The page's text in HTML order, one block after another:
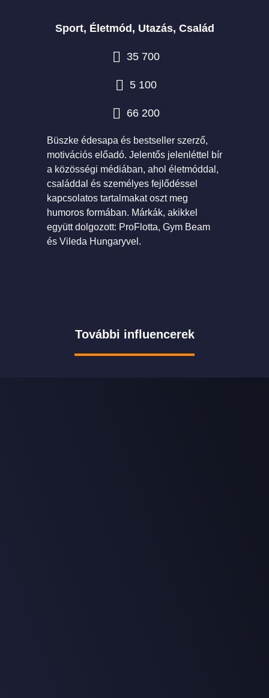
Sport, Életmód, Utazás, Család
35 700
5 100
66 200
Büszke édesapa és bestseller szerző,
motivációs előadó. Jelentős jelenléttel bír
a közösségi médiában, ahol életmóddal,
családdal és személyes fejlődéssel
kapcsolatos tartalmakat oszt meg
humoros formában. Márkák, akikkel
együtt dolgozott: ProFlotta, Gym Beam
és Vileda Hungaryvel.
További influencerek